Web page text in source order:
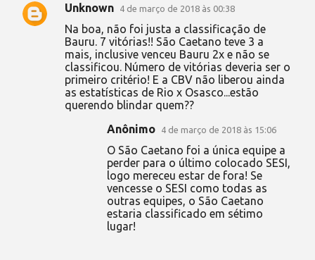
Unknown 4 de março de 2018 às 00:38
Na boa, não foi justa a classificação de
Bauru. 7 vitórias!! São Caetano teve 3 a
mais, inclusive venceu Bauru 2x e não se
classificou. Número de vitórias deveria ser o
primeiro critério! E a CBV não liberou ainda
as estatísticas de Rio x Osasco...estão
querendo blindar quem??
Anônimo 4 de março de 2018 às 15:06
O São Caetano foi a única equipe a
perder para o último colocado SESI,
logo mereceu estar de fora! Se
vencesse o SESI como todas as
outras equipes, o São Caetano
estaria classificado em sétimo
lugar!